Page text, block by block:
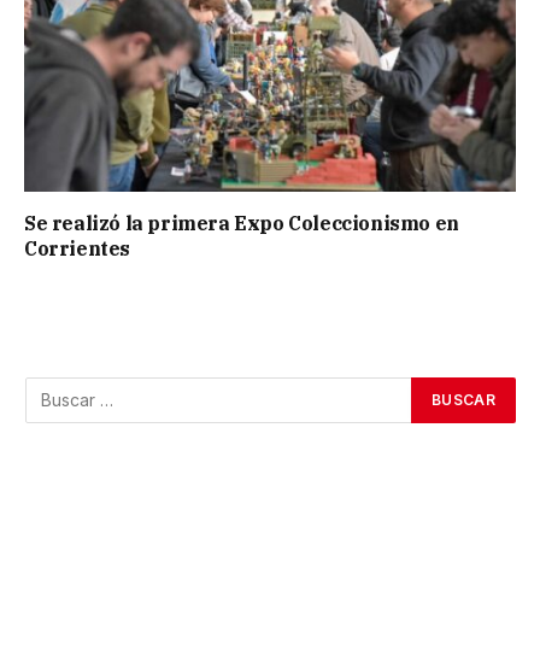
Se realizó la primera Expo Coleccionismo en
Corrientes